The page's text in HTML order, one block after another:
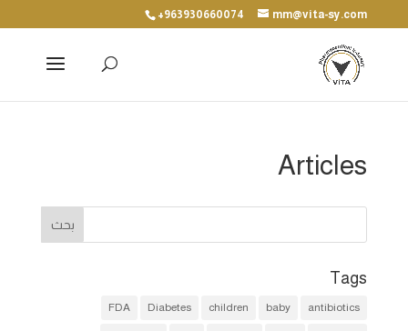
+963930660074 mm@vita-sy.com
Articles
Tags
antibiotics
baby
children
Diabetes
FDA